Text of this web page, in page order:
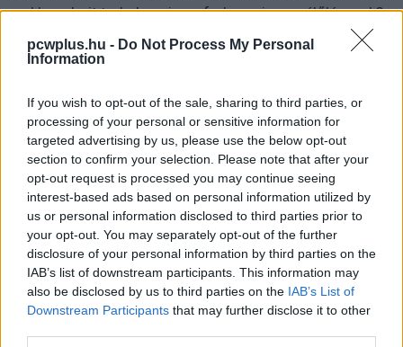
pcwplus.hu - Do Not Process My Personal
Information
If you wish to opt-out of the sale, sharing to third parties, or
processing of your personal or sensitive information for
targeted advertising by us, please use the below opt-out
section to confirm your selection. Please note that after your
opt-out request is processed you may continue seeing
interest-based ads based on personal information utilized by
us or personal information disclosed to third parties prior to
your opt-out. You may separately opt-out of the further
disclosure of your personal information by third parties on the
IAB’s list of downstream participants. This information may
also be disclosed by us to third parties on the IAB’s List of
Downstream Participants that may further disclose it to other
mekkora bajt tud okozni egy frekvencia egy élőlénynek?
Egy kommentelő ekkor dobta be újra a legendát: a régi
ausztrál gyár megölje a közeli csirkefarm összes
madarát. A meseszerű magyarázat alig pár sor volt,
mégis évtizedekre szóló hatást gyakorolt. Az Internet
Archive-ban fennmaradt Turbo C++ 3.0-s verzióban
valóban ott olvasható a szöveg, egyfajta kacsának
álcázott húsvéti tojásként, amelyet a fejlesztők
valószínűleg jópofa viccnek szántak. A következő
verzióból már ki is került, de addigra késő volt: a történet
önálló életre kelt.
Az online közösségek pedig évről évre újabb fórumokon
próbálták megállapítani, hogy van-e alapja bármilyen